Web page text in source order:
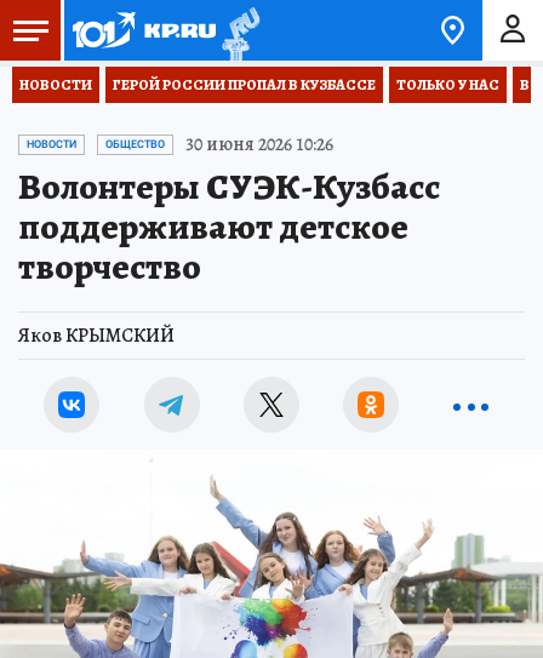
НОВОСТИ ГЕРОЙ РОССИИ ПРОПАЛ В КУЗБАССЕ ТОЛЬКО У НАС
НОВОСТИ ОБЩЕСТВО 30 июня 2026 10:26
Волонтеры СУЭК-Кузбасс
поддерживают детское
творчество
Яков КРЫМСКИЙ